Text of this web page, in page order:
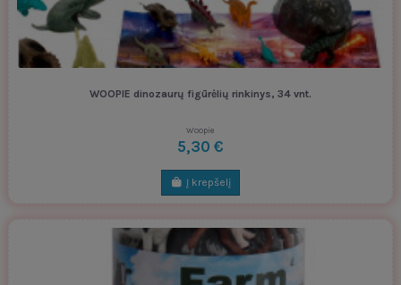
WOOPIE dinozaurų figūrėlių rinkinys, 34 vnt.
Woopie
5,30 €
Į krepšelį